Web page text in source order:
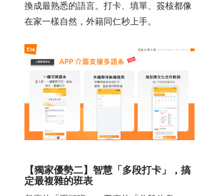
換成最熟悉的語言。打卡、填單、簽核都像
在家一樣自然，外籍同仁秒上手。
【獨家優勢二】智慧「多段打卡」，搞
定最複雜的班表